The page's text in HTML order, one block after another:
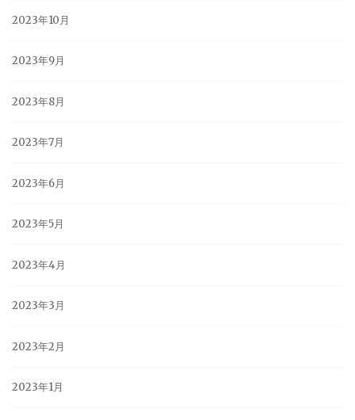
2023年10月
2023年9月
2023年8月
2023年7月
2023年6月
2023年5月
2023年4月
2023年3月
2023年2月
2023年1月